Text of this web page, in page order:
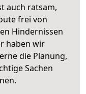
auch ratsam,
frei von
Hindernissen
haben wir
die Planung,
Sachen